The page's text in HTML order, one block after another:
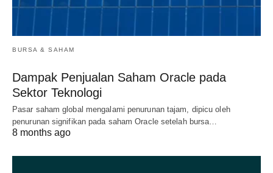
BURSA & SAHAM
Dampak Penjualan Saham Oracle pada
Sektor Teknologi
Pasar saham global mengalami penurunan tajam, dipicu oleh
penurunan signifikan pada saham Oracle setelah bursa…
8 months ago